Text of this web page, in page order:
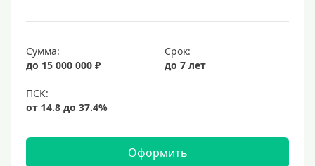
Сумма:
до 15 000 000 ₽
Срок:
до 7 лет
Оформить